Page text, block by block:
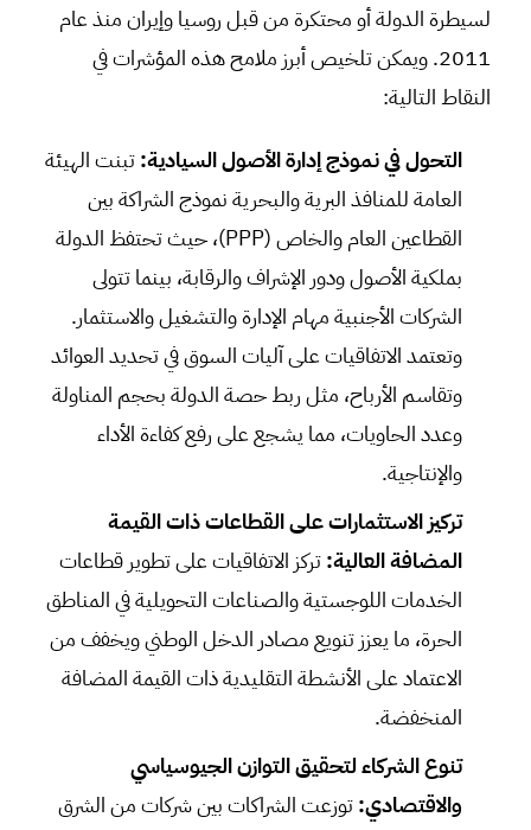
لسيطرة الدولة أو محتكرة من قبل روسيا وإيران منذ عام
2011. ويمكن تلخيص أبرز ملامح هذه المؤشرات في
النقاط التالية:
التحول في نموذج إدارة الأصول السيادية:تبنت الهيئة
العامة للمنافذ البرية والبحرية نموذج الشراكة بين
القطاعين العام والخاص (PPP)، حيث تحتفظ الدولة
بملكية الأصول ودور الإشراف والرقابة، بينما تتولى
الشركات الأجنبية مهام الإدارة والتشغيل والاستثمار.
وتعتمد الاتفاقيات على آليات السوق في تحديد العوائد
وتقاسم الأرباح، مثل ربط حصة الدولة بحجم المناولة
وعدد الحاويات، مما يشجع على رفع كفاءة الأداء
والإنتاجية.
تركيز الاستثمارات على القطاعات ذات القيمة
المضافة العالية:تركز الاتفاقيات على تطوير قطاعات
الخدمات اللوجستية والصناعات التحويلية في المناطق
الحرة، ما يعزز تنويع مصادر الدخل الوطني ويخفف من
الاعتماد على الأنشطة التقليدية ذات القيمة المضافة
المنخفضة.
تنوع الشركاء لتحقيق التوازن الجيوسياسي
والاقتصادي:توزعت الشراكات بين شركات من الشرق